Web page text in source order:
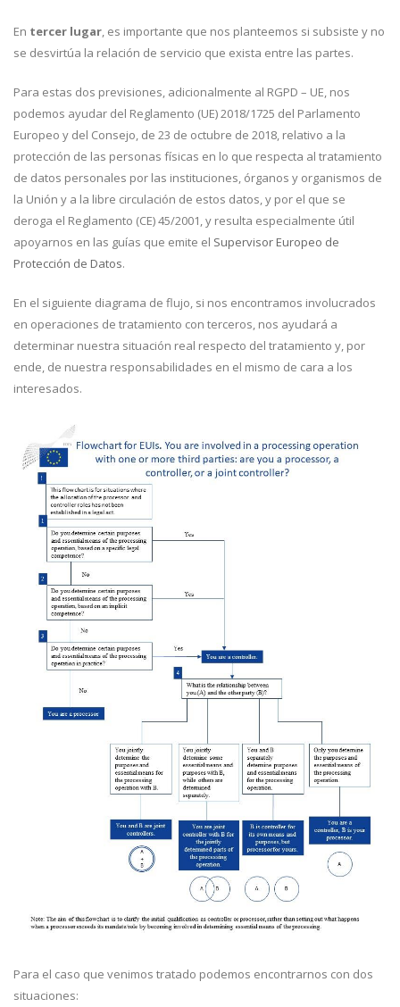
En tercer lugar, es importante que nos planteemos si subsiste y no
se desvirtúa la relación de servicio que exista entre las partes.
Para estas dos previsiones, adicionalmente al RGPD – UE, nos
podemos ayudar del Reglamento (UE) 2018/1725 del Parlamento
Europeo y del Consejo, de 23 de octubre de 2018, relativo a la
protección de las personas físicas en lo que respecta al tratamiento
de datos personales por las instituciones, órganos y organismos de
la Unión y a la libre circulación de estos datos, y por el que se
deroga el Reglamento (CE) 45/2001, y resulta especialmente útil
apoyarnos en las guías que emite el Supervisor Europeo de
Protección de Datos.
En el siguiente diagrama de flujo, si nos encontramos involucrados
en operaciones de tratamiento con terceros, nos ayudará a
determinar nuestra situación real respecto del tratamiento y, por
ende, de nuestra responsabilidades en el mismo de cara a los
interesados.
Para el caso que venimos tratado podemos encontrarnos con dos
situaciones: